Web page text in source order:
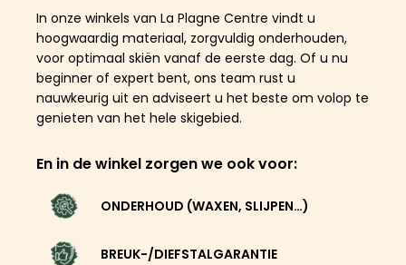
In onze winkels van La Plagne Centre vindt u
hoogwaardig materiaal, zorgvuldig onderhouden,
voor optimaal skiën vanaf de eerste dag. Of u nu
beginner of expert bent, ons team rust u
nauwkeurig uit en adviseert u het beste om volop te
genieten van het hele skigebied.
En in de winkel zorgen we ook voor:
ONDERHOUD (WAXEN, SLIJPEN…)
BREUK-/DIEFSTALGARANTIE